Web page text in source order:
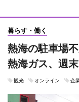
暮らす・働く
熱海の駐車場
熱海ガス、週
観光 オンライン 企